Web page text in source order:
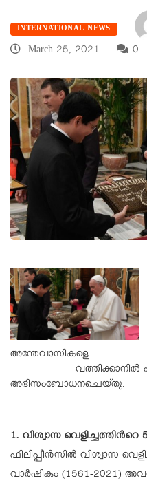
INTERNATIONAL NEWS
March 25, 2021
0
അന്തേവാസികളെ
വത്തിക്കാനിൽ
അഭിസംബോധനചെയ്തു.
1. വിശ്വാസ വെളിച്ചത്തിന്‍റെ
ഫിലിപ്പീൻസിൽ വിശ്വാസ
വാർഷികം (1561-2021)